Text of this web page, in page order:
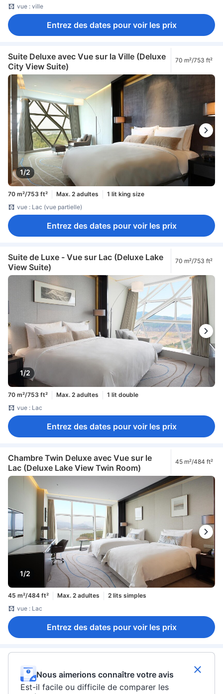
vue : ville
Entrez des dates pour voir les prix
Suite Deluxe avec Vue sur la Ville (Deluxe
City View Suite)
70 m²/753 ft²
1/2
70 m²/753 ft² Max. 2 adultes
1 lit king size
vue : Lac (vue partielle)
Entrez des dates pour voir les prix
Suite de Luxe - Vue sur Lac (Deluxe Lake
View Suite)
70 m²/753 ft²
1/2
70 m²/753 ft² Max. 2 adultes
1 lit double
vue : Lac
Entrez des dates pour voir les prix
Chambre Twin Deluxe avec Vue sur le
Lac (Deluxe Lake View Twin Room)
45 m²/484 ft²
1/2
45 m²/484 ft² Max. 2 adultes
2 lits simples
vue : Lac
Entrez des dates pour voir les prix
Nous aimerions connaître votre avis
Est-il facile ou difficile de comparer les